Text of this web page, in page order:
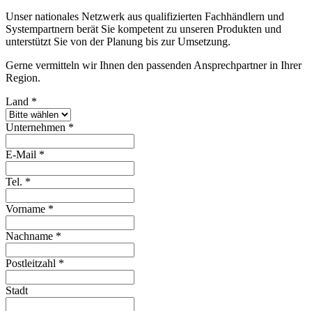
Unser nationales Netzwerk aus qualifizierten Fachhändlern und
Systempartnern berät Sie kompetent zu unseren Produkten und
unterstützt Sie von der Planung bis zur Umsetzung.
Gerne vermitteln wir Ihnen den passenden Ansprechpartner in Ihrer
Region.
Land *
Unternehmen *
E-Mail *
Tel. *
Vorname *
Nachname *
Postleitzahl *
Stadt